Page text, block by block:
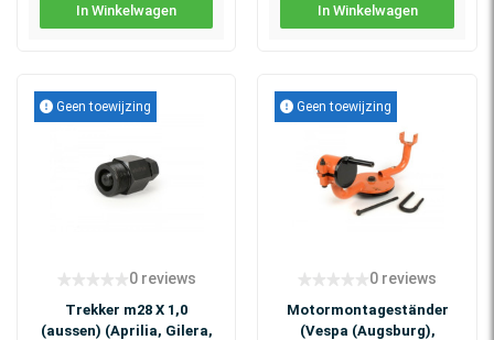
In Winkelwagen In Winkelwagen
Geen toewijzing
0 reviews
Trekker m28 X 1,0
(aussen) (Aprilia, Gilera,
Geen toewijzing
0 reviews
Motormontageständer
(Vespa (Augsburg),